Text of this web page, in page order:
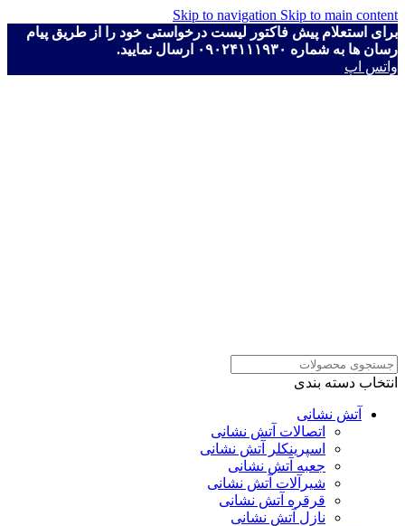
Skip to navigation Skip to main content
برای استعلام پیش فاکتور لیست درخواستی خود را از طریق پیام
رسان ها به شماره ۰۹۰۲۴۱۱۱۹۳۰ ارسال نمایید.
واتس اپ
انتخاب دسته بندی
آتش نشانی
اتصالات آتش نشانی
اسپرینکلر آتش نشانی
جعبه آتش نشانی
شیرآلات آتش نشانی
قرقره آتش نشانی
نازل آتش نشانی